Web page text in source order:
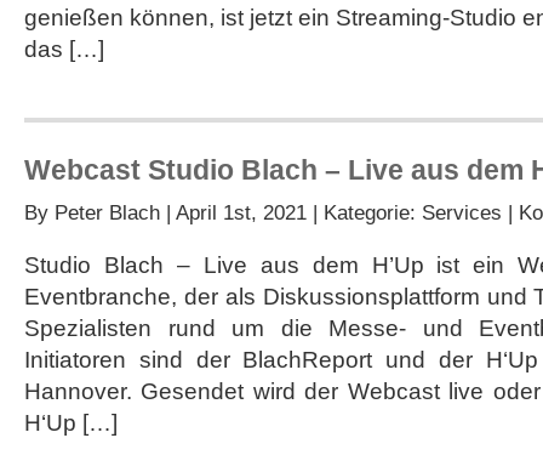
genießen können, ist jetzt ein Streaming-Studio
das […]
Webcast Studio Blach – Live aus dem
By Peter Blach | April 1st, 2021 | Kategorie: Services |
Studio Blach – Live aus dem H’Up ist ein
Eventbranche, der als Diskussionsplattform und
Spezialisten rund um die Messe- und
Initiatoren sind der BlachReport und der
Hannover. Gesendet wird der Webcast live
H‘Up […]